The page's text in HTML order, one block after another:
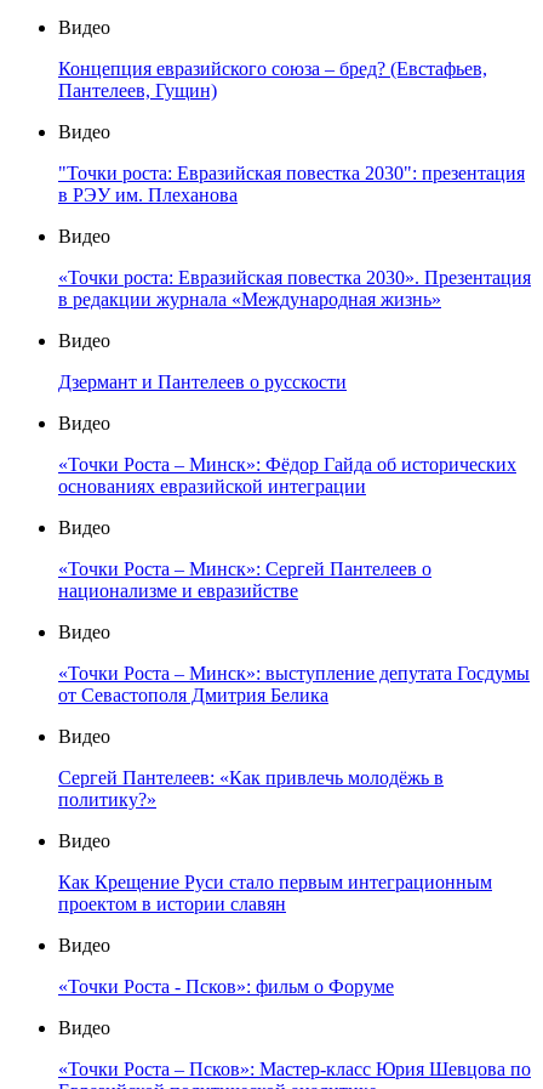
Видео
Концепция евразийского союза – бред? (Евстафьев,
Пантелеев, Гущин)
Видео
"Точки роста: Евразийская повестка 2030": презентация
в РЭУ им. Плеханова
Видео
«Точки роста: Евразийская повестка 2030». Презентация
в редакции журнала «Международная жизнь»
Видео
Дзермант и Пантелеев о русскости
Видео
«Точки Роста – Минск»: Фёдор Гайда об исторических
основаниях евразийской интеграции
Видео
«Точки Роста – Минск»: Сергей Пантелеев о
национализме и евразийстве
Видео
«Точки Роста – Минск»: выступление депутата Госдумы
от Севастополя Дмитрия Белика
Видео
Сергей Пантелеев: «Как привлечь молодёжь в
политику?»
Видео
Как Крещение Руси стало первым интеграционным
проектом в истории славян
Видео
«Точки Роста - Псков»: фильм о Форуме
Видео
«Точки Роста – Псков»: Мастер-класс Юрия Шевцова по